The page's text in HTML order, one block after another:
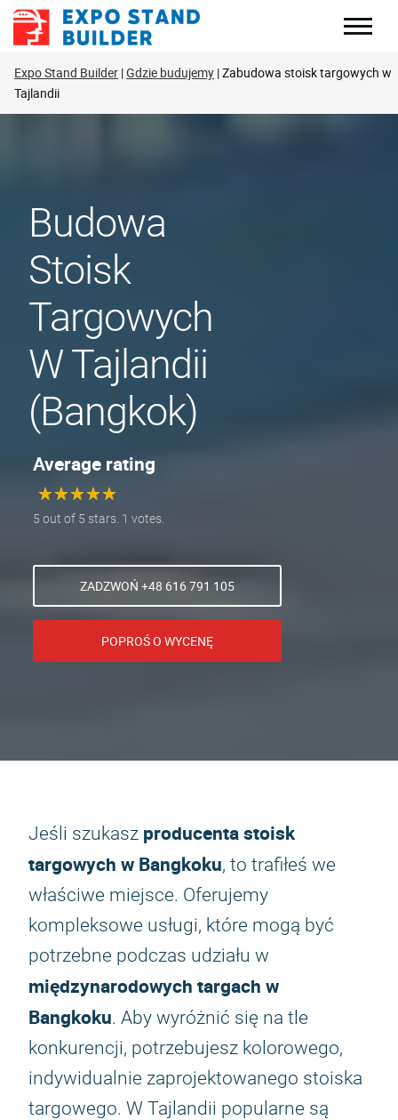
Skip
Expo Stand Builder Gdzie budujemy Zabudowa stoisk targowych w
Tajlandii
Budowa
Stoisk
Targowych
W Tajlandii
(Bangkok)
Average rating
★★★★★
★★★★★
5 out of 5 stars. 1 votes.
ZADZWOŃ +48 616 791 105
POPROŚ O WYCENĘ
Jeśli szukasz producenta stoisk
targowych w Bangkoku, to trafiłeś we
właściwe miejsce. Oferujemy
kompleksowe usługi, które mogą być
potrzebne podczas udziału w
międzynarodowych targach w
Bangkoku. Aby wyróżnić się na tle
konkurencji, potrzebujesz kolorowego,
indywidualnie zaprojektowanego stoiska
targowego. W Tajlandii popularne są